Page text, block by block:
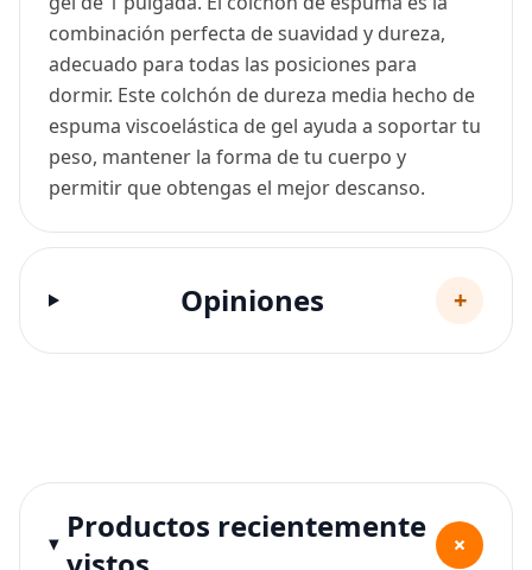
combinación perfecta de suavidad y dureza,
adecuado para todas las posiciones para
dormir. Este colchón de dureza media hecho de
espuma viscoelástica de gel ayuda a soportar tu
peso, mantener la forma de tu cuerpo y
permitir que obtengas el mejor descanso.
Opiniones +
Productos recientemente
+